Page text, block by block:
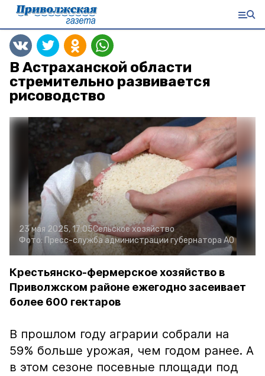
В Астраханской области
стремительно развивается
рисоводство
23 мая 2025, 17:05Сельское хозяйство
Фото: Пресс-служба администрации губернатора АО
Крестьянско-фермерское хозяйство в
Приволжском районе ежегодно засеивает
более 600 гектаров
В прошлом году аграрии собрали на
59% больше урожая, чем годом ранее. А
в этом сезоне посевные площади под